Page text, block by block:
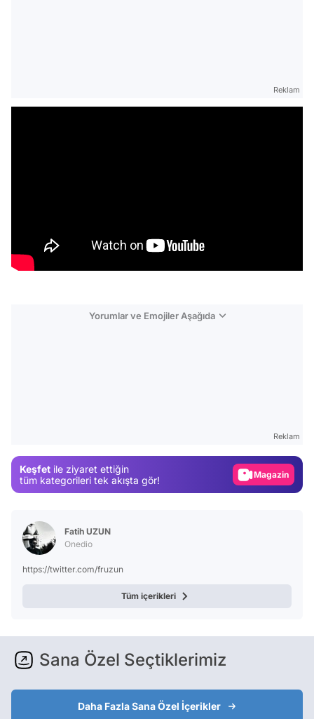
Reklam
Yorumlar ve Emojiler Aşağıda
Reklam
Keşfet ile ziyaret ettiğin
tüm kategorileri tek akışta gör!
Magazin
Fatih UZUN
Onedio
https://twitter.com/fruzun
Tüm içerikleri
Sana Özel Seçtiklerimiz
Daha Fazla Sana Özel İçerikler